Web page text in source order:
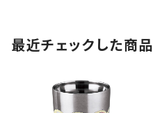
最近チェックした商品